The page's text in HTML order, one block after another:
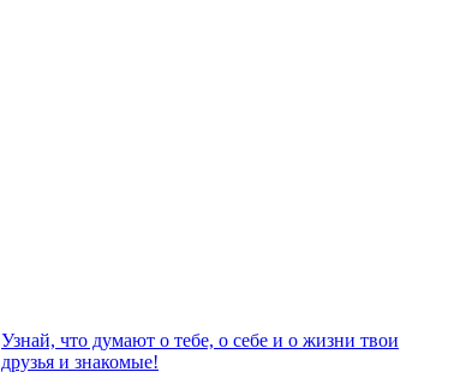
Узнай, что думают о тебе, о себе и о жизни твои
друзья и знакомые!